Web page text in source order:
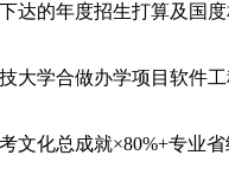
的年度招生打算及国度
合做办学项目软件工
总成就×80%+专业省